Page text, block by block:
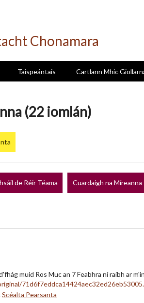
Chonamara
Taispeántais Cartlann Mhic
(22 iomlán)
de Réir Téama Cuardaigh na Míreanna
muid Ros Muc an 7 Feabhra ní raibh ar
Scéalta Pearsanta